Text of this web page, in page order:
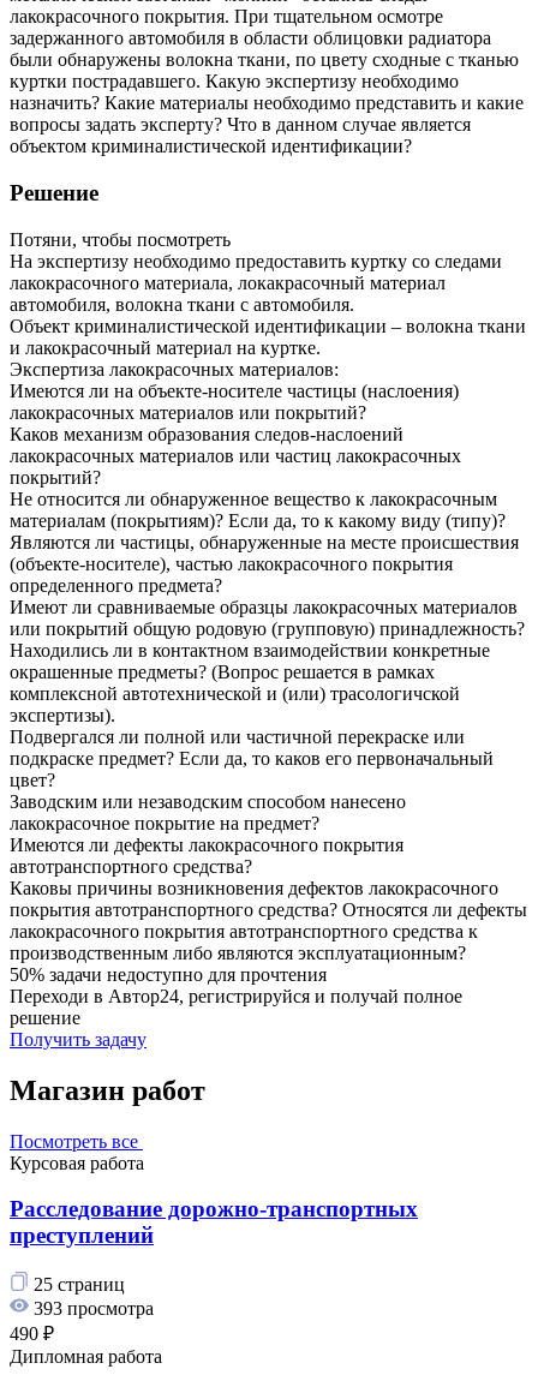
лакокрасочного покрытия. При тщательном осмотре
задержанного автомобиля в области облицовки радиатора
были обнаружены волокна ткани, по цвету сходные с тканью
куртки пострадавшего. Какую экспертизу необходимо
назначить? Какие материалы необходимо представить и какие
вопросы задать эксперту? Что в данном случае является
объектом криминалистической идентификации?
Решение
Потяни, чтобы посмотреть
На экспертизу необходимо предоставить куртку со следами
лакокрасочного материала, локакрасочный материал
автомобиля, волокна ткани с автомобиля.
Объект криминалистической идентификации – волокна ткани
и лакокрасочный материал на куртке.
Экспертиза лакокрасочных материалов:
Имеются ли на объекте-носителе частицы (наслоения)
лакокрасочных материалов или покрытий?
Каков механизм образования следов-наслоений
лакокрасочных материалов или частиц лакокрасочных
покрытий?
Не относится ли обнаруженное вещество к лакокрасочным
материалам (покрытиям)? Если да, то к какому виду (типу)?
Являются ли частицы, обнаруженные на месте происшествия
(объекте-носителе), частью лакокрасочного покрытия
определенного предмета?
Имеют ли сравниваемые образцы лакокрасочных материалов
или покрытий общую родовую (групповую) принадлежность?
Находились ли в контактном взаимодействии конкретные
окрашенные предметы? (Вопрос решается в рамках
комплексной автотехнической и (или) трасологичской
экспертизы).
Подвергался ли полной или частичной перекраске или
подкраске предмет? Если да, то каков его первоначальный
цвет?
Заводским или незаводским способом нанесено
лакокрасочное покрытие на предмет?
Имеются ли дефекты лакокрасочного покрытия
автотранспортного средства?
Каковы причины возникновения дефектов лакокрасочного
покрытия автотранспортного средства? Относятся ли дефекты
лакокрасочного покрытия автотранспортного средства к
производственным либо являются эксплуатационным?
50% задачи недоступно для прочтения
Переходи в Автор24, регистрируйся и получай полное
решение
Получить задачу
Магазин работ
Посмотреть все
Курсовая работа
Расследование дорожно-транспортных
преступлений
25 страниц
393 просмотра
490 ₽
Дипломная работа